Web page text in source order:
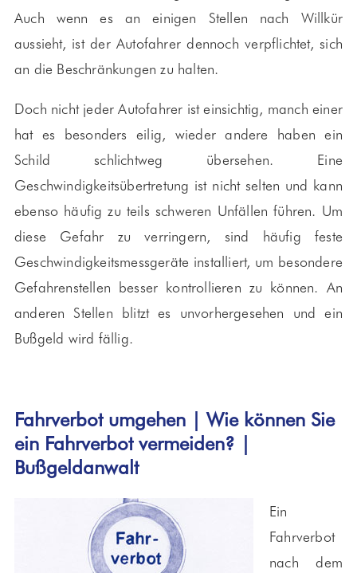
Auch wenn es an einigen Stellen nach Willkür
aussieht, ist der Autofahrer dennoch verpflichtet, sich
an die Beschränkungen zu halten.
Doch nicht jeder Autofahrer ist einsichtig, manch einer
hat es besonders eilig, wieder andere haben ein
Schild schlichtweg übersehen. Eine
Geschwindigkeitsübertretung ist nicht selten und kann
ebenso häufig zu teils schweren Unfällen führen. Um
diese Gefahr zu verringern, sind häufig feste
Geschwindigkeitsmessgeräte installiert, um besondere
Gefahrenstellen besser kontrollieren zu können. An
anderen Stellen blitzt es unvorhergesehen und ein
Bußgeld wird fällig.
Fahrverbot umgehen | Wie können Sie
ein Fahrverbot vermeiden? |
Bußgeldanwalt
Ein
Fahrverbot
nach dem